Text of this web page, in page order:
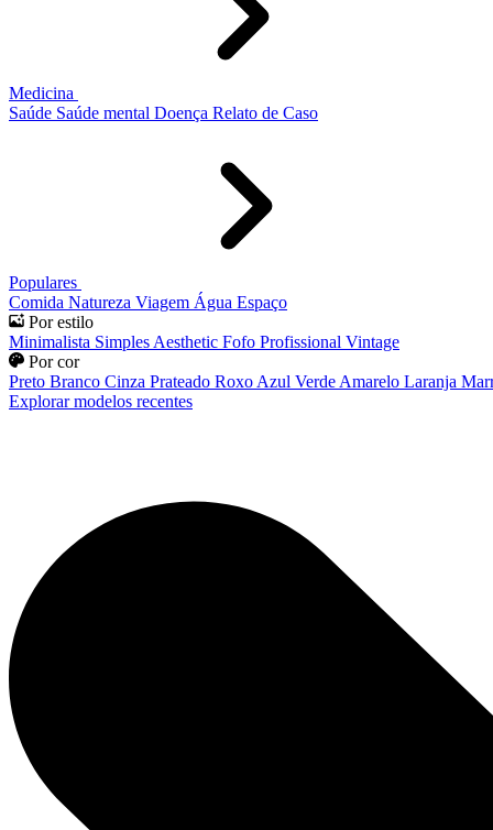
Medicina
Saúde Saúde mental Doença Relato de Caso
Populares
Comida Natureza Viagem Água Espaço
Por estilo
Minimalista Simples Aesthetic Fofo Profissional Vintage
Por cor
Preto Branco Cinza Prateado Roxo Azul Verde Amarelo Laranja
Explorar modelos recentes